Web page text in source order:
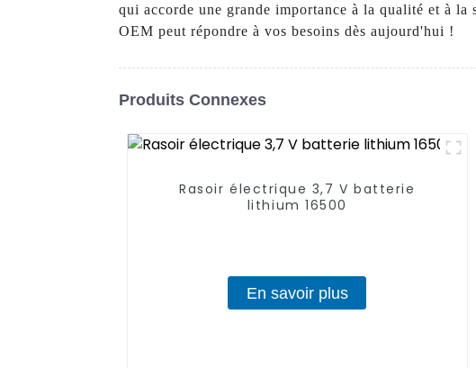
qui accorde une grande importance à la qualité et à
OEM peut répondre à vos besoins dès aujourd'hui !
Produits Connexes
Rasoir électrique 3,7 V batterie
lithium 16500
En savoir plus